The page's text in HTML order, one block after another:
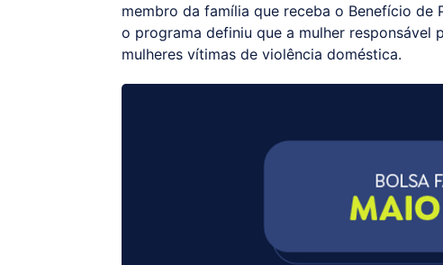
membro da família que receba o Benefício de
o programa definiu que a mulher responsável
mulheres vítimas de violência doméstica.